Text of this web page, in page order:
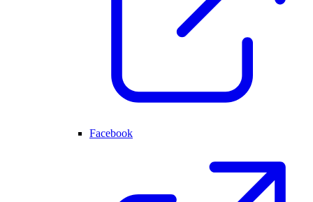
Facebook